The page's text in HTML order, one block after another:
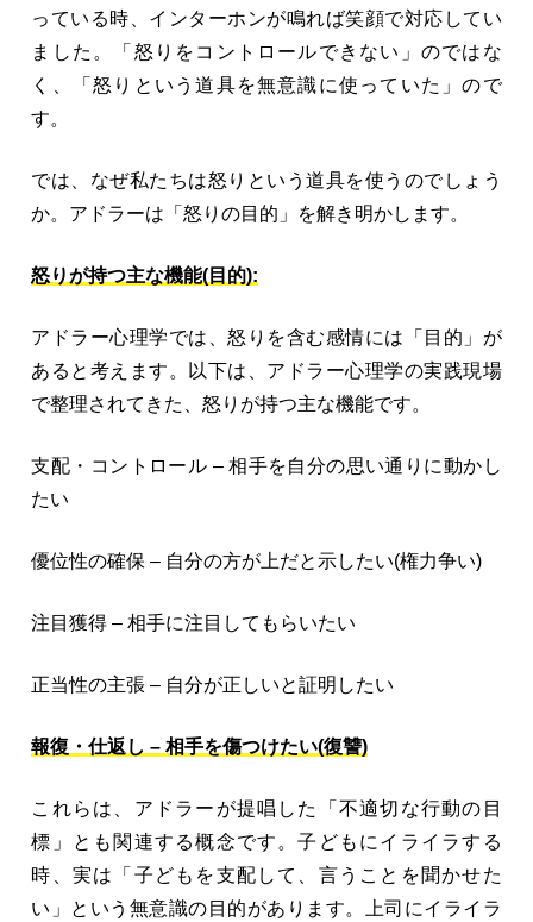
っている時、インターホンが鳴れば笑顔で対応してい
ました。「怒りをコントロールできない」のではな
く、「怒りという道具を無意識に使っていた」ので
す。
では、なぜ私たちは怒りという道具を使うのでしょう
か。アドラーは「怒りの目的」を解き明かします。
怒りが持つ主な機能(目的):
アドラー心理学では、怒りを含む感情には「目的」が
あると考えます。以下は、アドラー心理学の実践現場
で整理されてきた、怒りが持つ主な機能です。
支配・コントロール – 相手を自分の思い通りに動かし
たい
優位性の確保 – 自分の方が上だと示したい(権力争い)
注目獲得 – 相手に注目してもらいたい
正当性の主張 – 自分が正しいと証明したい
報復・仕返し – 相手を傷つけたい(復讐)
これらは、アドラーが提唱した「不適切な行動の目
標」とも関連する概念です。子どもにイライラする
時、実は「子どもを支配して、言うことを聞かせた
い」という無意識の目的があります。上司にイライラ